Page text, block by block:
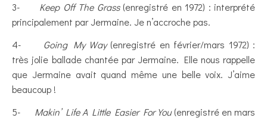
3- Keep Off The Grass(enregistré en 1972) : interprété
principalement par Jermaine. Je n’accroche pas.
4- Going My Way(enregistré en février/mars 1972) :
très jolie ballade chantée par Jermaine. Elle nous rappelle
que Jermaine avait quand même une belle voix. J’aime
beaucoup !
5- Makin’ Life A Little Easier For You(enregistré en mars